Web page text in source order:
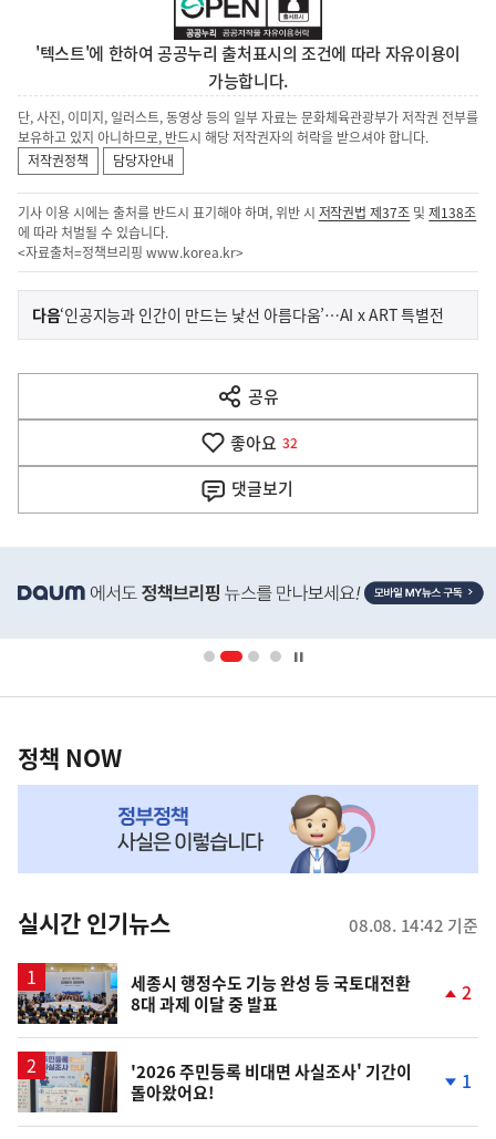
'텍스트'에 한하여 공공누리 출처표시의 조건에 따라 자유이용이
가능합니다.
단, 사진, 이미지, 일러스트, 동영상 등의 일부 자료는 문화체육관광부가 저작권 전부를
보유하고 있지 아니하므로, 반드시 해당 저작권자의 허락을 받으셔야 합니다.
저작권정책
담당자안내
기사 이용 시에는 출처를 반드시 표기해야 하며, 위반 시 저작권법 제37조 및제138조
에 따라 처벌될 수 있습니다.
<자료출처=정책브리핑 www.korea.kr>
이
전
다
음
다음기
‘인공지능과 인간이 만드는 낯선 아름다움’…AI x ART 특별전
공유
열
기
좋아요 32
댓글보기
단
배
영
책
NOW,
뉴
스
정책 NOW
실시간 인기뉴스 08.08. 14:42 기준
세종시 행정수도 기능 완성 등 국토대전환
8대 과제 이달 중 발표
계
2
'2026 주민등록 비대면 사실조사' 기간이
돌아왔어요!
계
1